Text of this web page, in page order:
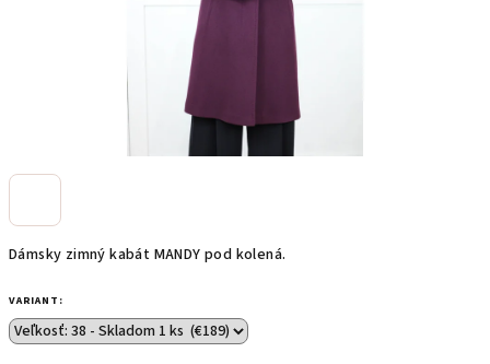
Dámsky zimný kabát MANDY pod kolená.
VARIANT: